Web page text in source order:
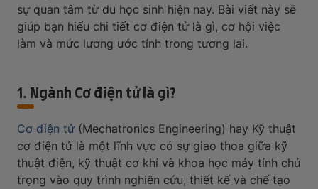
sự quan tâm từ du học sinh hiện nay. Bài viết này sẽ
giúp bạn hiểu chi tiết cơ điện tử là gì, cơ hội việc
làm và mức lương ước tính trong tương lai.
1. Ngành Cơ điện tử là gì?
Cơ điện tử (Mechatronics Engineering) hay Kỹ thuật
cơ điện tử là một lĩnh vực có sự giao thoa giữa kỹ
thuật điện, kỹ thuật cơ khí và khoa học máy tính chú
trọng vào quy trình nghiên cứu, thiết kế và chế tạo